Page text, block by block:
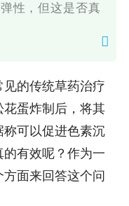
性，但这是否真
的传统草药治疗
蛋炸制后，将其
可以促进色素沉
有效呢？作为一
面来回答这个问